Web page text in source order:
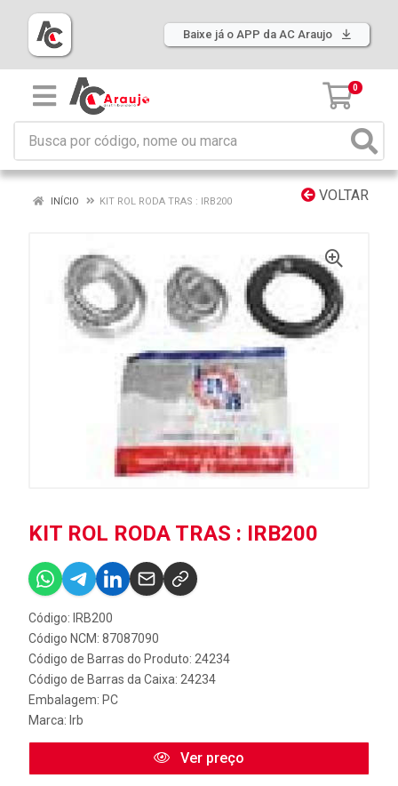
Baixe já o APP da AC Araujo
0
VOLTAR
INÍCIO KIT ROL RODA TRAS : IRB200
KIT ROL RODA TRAS : IRB200
Código: IRB200
Código NCM: 87087090
Código de Barras do Produto: 24234
Código de Barras da Caixa: 24234
Embalagem: PC
Marca: Irb
Ver preço